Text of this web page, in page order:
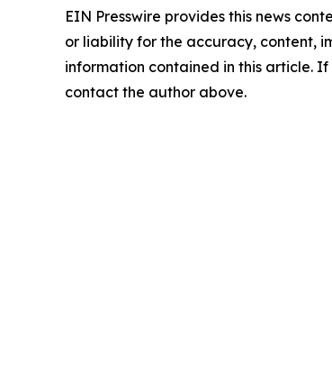
EIN Presswire provides this news
or liability for the accuracy, content,
information contained in this article.
contact the author above.